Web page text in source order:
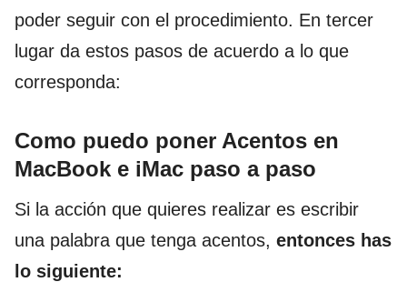
poder seguir con el procedimiento. En tercer
lugar da estos pasos de acuerdo a lo que
corresponda:
Como puedo poner Acentos en
MacBook e iMac paso a paso
Si la acción que quieres realizar es escribir
una palabra que tenga acentos, entonces has
lo siguiente: